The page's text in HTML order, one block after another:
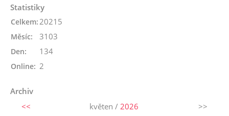
Statistiky
Online: 2
Celkem: 20215
Měsíc: 3103
Den: 134
Archiv
<<
květen / 2026 >>